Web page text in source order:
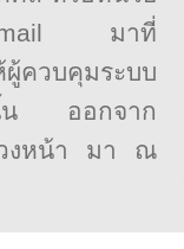
มาที่
ผู้ควบคุมระบบ
นั้น ออกจาก
วงหน้า มา ณ